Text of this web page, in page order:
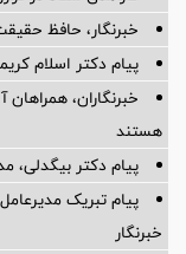
خبرنگار، حافظ
پیام دکتر اسلام
خبرنگاران،
هستند
پیام دکتر بیگدلی،
پیام تبریک
خبرنگار